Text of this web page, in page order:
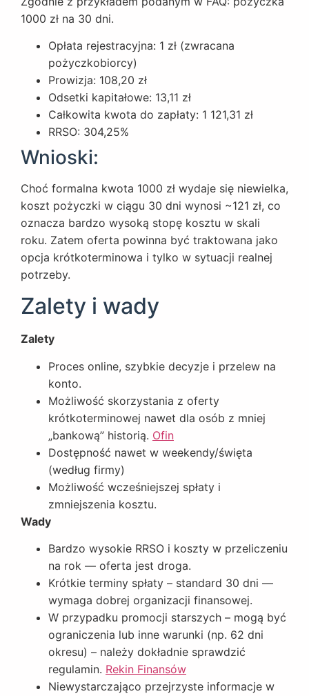
1000 zł na 30 dni.
Opłata rejestracyjna: 1 zł (zwracana
pożyczkobiorcy)
Prowizja: 108,20 zł
Odsetki kapitałowe: 13,11 zł
Całkowita kwota do zapłaty: 1 121,31 zł
RRSO: 304,25%
Wnioski:
Choć formalna kwota 1000 zł wydaje się niewielka,
koszt pożyczki w ciągu 30 dni wynosi ~121 zł, co
oznacza bardzo wysoką stopę kosztu w skali
roku. Zatem oferta powinna być traktowana jako
opcja krótkoterminowa i tylko w sytuacji realnej
potrzeby.
Zalety i wady
Zalety
Proces online, szybkie decyzje i przelew na
konto.
Możliwość skorzystania z oferty
krótkoterminowej nawet dla osób z mniej
„bankową” historią. Ofin
Dostępność nawet w weekendy/święta
(według firmy)
Możliwość wcześniejszej spłaty i
zmniejszenia kosztu.
Wady
Bardzo wysokie RRSO i koszty w przeliczeniu
na rok — oferta jest droga.
Krótkie terminy spłaty – standard 30 dni —
wymaga dobrej organizacji finansowej.
W przypadku promocji starszych – mogą być
ograniczenia lub inne warunki (np. 62 dni
okresu) – należy dokładnie sprawdzić
regulamin. Rekin Finansów
Niewystarczająco przejrzyste informacje w